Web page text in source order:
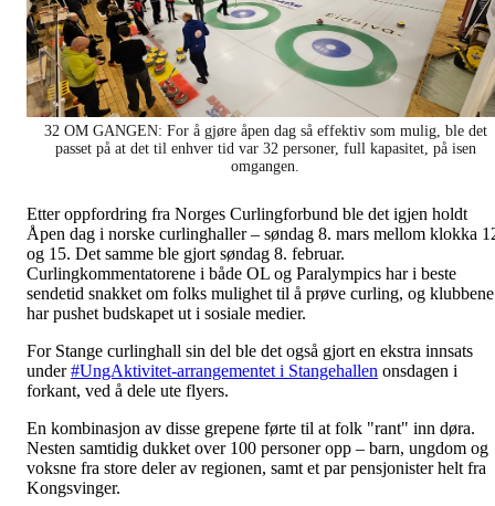
32 OM GANGEN: For å gjøre åpen dag så effektiv som mulig, ble det
passet på at det til enhver tid var 32 personer, full kapasitet, på isen
omgangen.
Etter oppfordring fra Norges Curlingforbund ble det igjen holdt
Åpen dag i norske curlinghaller – søndag 8. mars mellom klokka
og 15. Det samme ble gjort søndag 8. februar.
Curlingkommentatorene i både OL og Paralympics har i beste
sendetid snakket om folks mulighet til å prøve curling, og klubbene
har pushet budskapet ut i sosiale medier.
For Stange curlinghall sin del ble det også gjort en ekstra innsats
under#UngAktivitet-arrangementet i Stangehallen onsdagen i
forkant, ved å dele ute flyers.
En kombinasjon av disse grepene førte til at folk "rant" inn døra.
Nesten samtidig dukket over 100 personer opp – barn, ungdom og
voksne fra store deler av regionen, samt et par pensjonister helt fra
Kongsvinger.